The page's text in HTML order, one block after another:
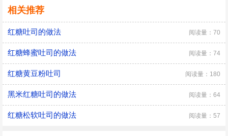
相关推荐
红糖吐司的做法 阅读量：70
红糖蜂蜜吐司的做法 阅读量：74
红糖黄豆粉吐司 阅读量：180
黑米红糖吐司的做法 阅读量：64
红糖松软吐司的做法 阅读量：57